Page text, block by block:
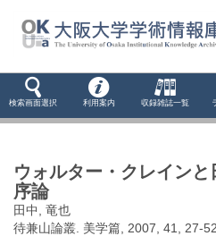
検索画面選択 利用案内 収録雑誌一覧
ウォルター・クレイン
序論
田中, 竜也
待兼山論叢. 美学篇, 2007, 41, 27-52